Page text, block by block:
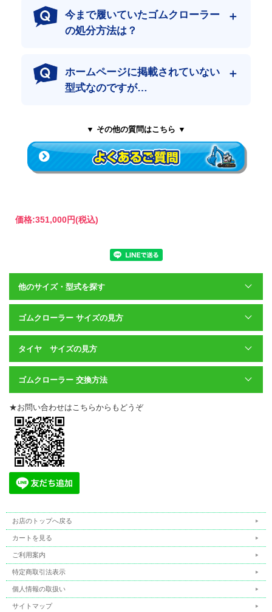
コスト・作業性・耐久性を求められる、専門機械の部品はぜひ専
門店でお買い求めください。
豊富な在庫と物流網により、急なトラブル時もスピーディーに発
送。
現場のダウンタイム（作業中断）を最小限に抑えます。
他店で安いゴムクローラーを買ってしまい、すぐに切れてしまっ
た・・というお話を伺います。
そうならないためにも品質、価格にこだわった当店のゴムクロー
ラーをおすすめします。ゴムクローラーは作業途中で切れてしま
うと、機体を動かすことができなくなります。
そうすると、ほかの作業の妨げになることも・・・。
当店のゴムクローラーなら安心してご使用いただけます。
購入前も後も万全のバックアップ
ご注文前の商品選定、適合の確認はもちろん、購入後も交換につ
いて、そしてご使用まで万全のアフターフォローにて対応しま
す。
お気軽にお問い合わせください。
今まで履いていたゴムクローラー
の処分方法は？
ホームページに掲載されていない
型式なのですが…
▼ その他の質問はこちら ▼
価格:351,000円(税込)
他のサイズ・型式を探す
ゴムクローラー サイズの見方
タイヤ サイズの見方
ゴムクローラー 交換方法
★お問い合わせはこちらからもどうぞ
お店のトップへ戻る
カートを見る
ご利用案内
特定商取引法表示
個人情報の取扱い
サイトマップ